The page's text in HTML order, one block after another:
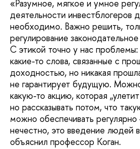
«Разумное, мягкое и умное
деятельности инвестблогеров
необходимо. Важно решить,
регулирование
С этикой точно у нас
какие-то слова, связанные с
доходностью, но никакая
не гарантирует будущую.
какую-то акцию, которая
но рассказывать потом, что
можно обеспечивать
нечестно, это введение людей
объяснил профессор Коган.